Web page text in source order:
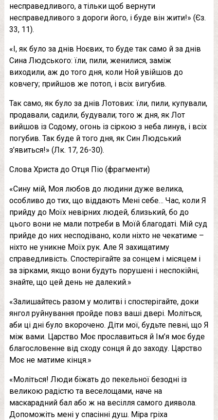
несправедливого, а тільки щоб вернути
несправедливого з дороги його, і буде він жити!» (Єз.
33, 11).
«І, як було за днів Ноєвих, то буде так само й за днів
Сина Людського: їли, пили, женилися, заміж
виходили, аж до того дня, коли Ной увійшов до
ковчегу; прийшов же потоп, і всіх вигубив.
Так само, як було за днів Лотових: їли, пили, купували,
продавали, садили, будували; того ж дня, як Лот
вийшов із Содому, огонь із сіркою з неба линув, і всіх
погубив. Так буде й того дня, як Син Людський
з’явиться!» (Лк. 17, 26-30).
Слова Христа до Отця Піо (фрагменти)
«Сину мій, Моя любов до людини дуже велика,
особливо до тих, що віддають Мені себе… Час, коли Я
прийду до Моїх невірних людей, близький, бо до
цього вони не мали потреби в Моїй благодаті. Мій суд
прийде до них несподівано, коли ніхто не чекатиме –
ніхто не уникне Моїх рук. Але Я захищатиму
справедливість. Спостерігайте за сонцем і місяцем і
за зірками, якщо вони будуть порушені і неспокійні,
знайте, що цей день не далекий.»
«Залишайтесь разом у молитві і спостерігайте, доки
янгол руйнування пройде повз ваші двері. Моліться,
аби ці дні було вкорочено. Діти мої, будьте певні, що Я
між вами. Царство Моє прославиться й Ім’я моє буде
благословенне від сходу сонця й до заходу. Царство
Моє не матиме кінця.»
«Моліться! Люди біжать до пекельної безодні із
великою радістю та веселощами, наче на
маскарадний бал або ж на весілля самого диявола.
Допоможіть мені у спасінні душ. Міра гріха